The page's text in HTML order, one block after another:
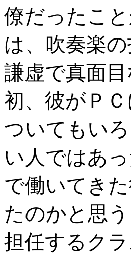
僚だったこ
は、吹奏楽
謙虚で真面
初、彼がＰ
ついてもい
い人ではあ
で働いてき
たのかと思
担任するク